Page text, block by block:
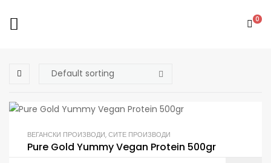
0
ВЕГАНСКИ ПРОИЗВОДИ,СИТЕ ПРОИЗВОДИ
Pure Gold Yummy Vegan Protein 500gr